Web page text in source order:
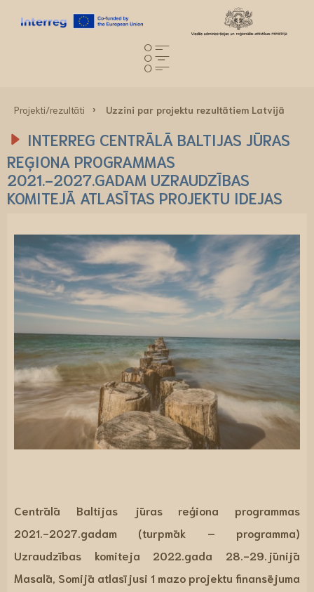
Projekti/rezultāti Uzzini par projektu rezultātiem Latvijā
INTERREG CENTRĀLĀ BALTIJAS JŪRAS
REĢIONA PROGRAMMAS
2021.-2027.GADAM UZRAUDZĪBAS
KOMITEJĀ ATLASĪTAS PROJEKTU IDEJAS
Centrālā Baltijas jūras reģiona programmas
2021.-2027.gadam (turpmāk – programma)
Uzraudzības komiteja 2022.gada 28.-29.jūnijā
Masalā, Somijā atlasījusi 1 mazo projektu finansējuma